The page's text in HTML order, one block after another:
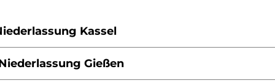
Kassel
Gießen